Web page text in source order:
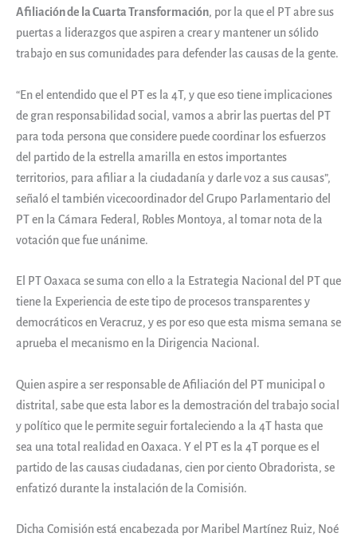
Afiliación de la Cuarta Transformación, por la que el PT abre sus
puertas a liderazgos que aspiren a crear y mantener un sólido
trabajo en sus comunidades para defender las causas de la gente.
“En el entendido que el PT es la 4T, y que eso tiene implicaciones
de gran responsabilidad social, vamos a abrir las puertas del PT
para toda persona que considere puede coordinar los esfuerzos
del partido de la estrella amarilla en estos importantes
territorios, para afiliar a la ciudadanía y darle voz a sus causas”,
señaló el también vicecoordinador del Grupo Parlamentario del
PT en la Cámara Federal, Robles Montoya, al tomar nota de la
votación que fue unánime.
El PT Oaxaca se suma con ello a la Estrategia Nacional del PT que
tiene la Experiencia de este tipo de procesos transparentes y
democráticos en Veracruz, y es por eso que esta misma semana se
aprueba el mecanismo en la Dirigencia Nacional.
Quien aspire a ser responsable de Afiliación del PT municipal o
distrital, sabe que esta labor es la demostración del trabajo social
y político que le permite seguir fortaleciendo a la 4T hasta que
sea una total realidad en Oaxaca. Y el PT es la 4T porque es el
partido de las causas ciudadanas, cien por ciento Obradorista, se
enfatizó durante la instalación de la Comisión.
Dicha Comisión está encabezada por Maribel Martínez Ruiz, Noé